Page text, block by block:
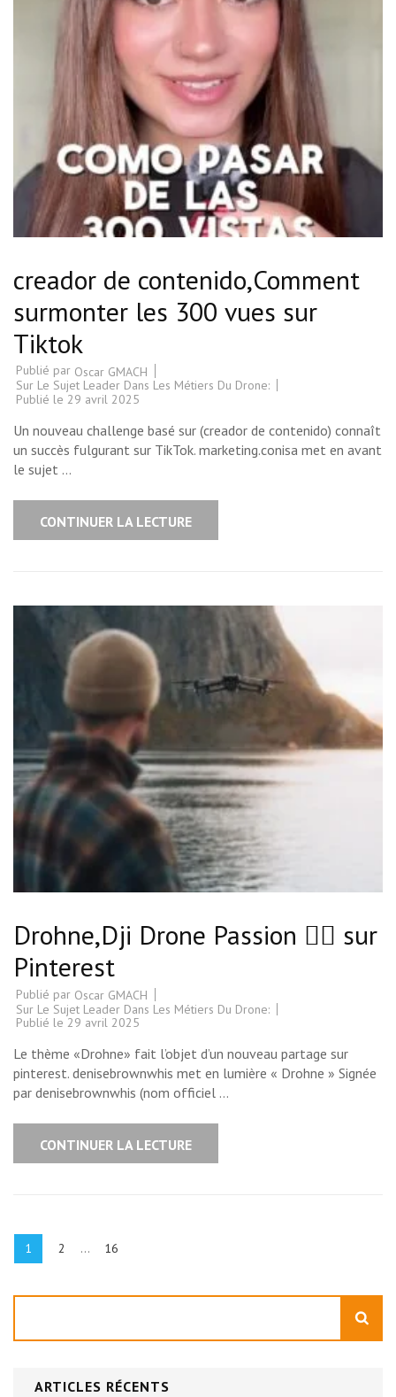
creador de contenido,Comment
surmonter les 300 vues sur
Tiktok
Publié par Oscar GMACH
Sur Le Sujet Leader Dans Les Métiers Du Drone:
Publié le 29 avril 2025
Un nouveau challenge basé sur (creador de contenido) connaît
un succès fulgurant sur TikTok. marketing.conisa met en avant
le sujet …
CONTINUER LA LECTURE
Drohne,Dji Drone Passion ❤️‍🔥 sur
Pinterest
Publié par Oscar GMACH
Sur Le Sujet Leader Dans Les Métiers Du Drone:
Publié le 29 avril 2025
Le thème «Drohne» fait l’objet d’un nouveau partage sur
pinterest. denisebrownwhis met en lumière « Drohne » Signée
par denisebrownwhis (nom officiel …
CONTINUER LA LECTURE
Pagination
des
publications
Page
1 Page
2 … Page
16
ARTICLES RÉCENTS